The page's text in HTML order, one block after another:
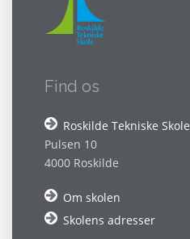
Find os
Roskilde Tekniske Skole
Pulsen 10
4000 Roskilde
Om skolen
Skolens adresser